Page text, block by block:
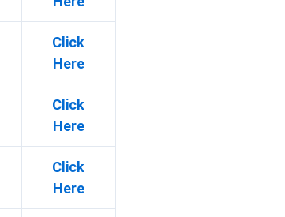
Click
Here
Click
Here
Click
Here